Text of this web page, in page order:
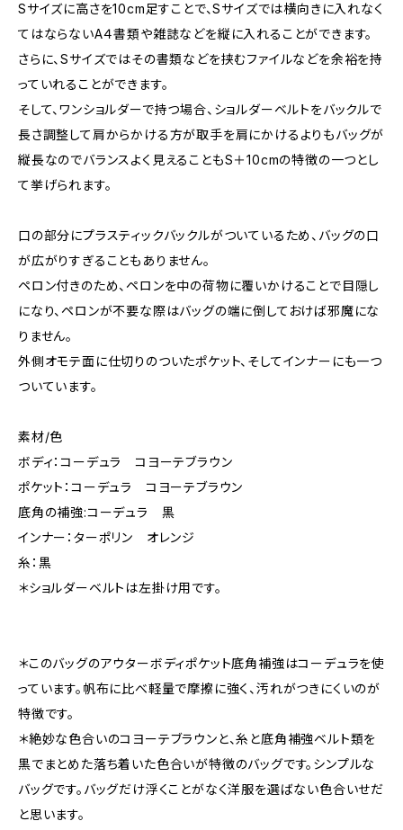
Sサイズに高さを10cm足すことで、Sサイズでは横向きに入れなく
てはならないA４書類や雑誌などを縦に入れることができます。
さらに、Sサイズではその書類などを挟むファイルなどを余裕を持
っていれることができます。
そして、ワンショルダーで持つ場合、ショルダーベルトをバックルで
長さ調整して肩からかける方が取手を肩にかけるよりもバッグが
縦長なのでバランスよく見えることもS＋10cmの特徴の一つとし
て挙げられます。
口の部分にプラスティックバックルがついているため、バッグの口
が広がりすぎることもありません。
ペロン付きのため、ペロンを中の荷物に覆いかけることで目隠し
になり、ペロンが不要な際はバッグの端に倒しておけば邪魔にな
りません。
外側オモテ面に仕切りのついたポケット、そしてインナーにも一つ
ついています。
素材/色
ボディ：コーデュラ コヨーテブラウン
ポケット：コーデュラ コヨーテブラウン
底角の補強:コーデュラ 黒
インナー：ターポリン オレンジ
糸：黒
＊ショルダーベルトは左掛け用です。
＊このバッグのアウターボディポケット底角補強はコーデュラを使
っています。帆布に比べ軽量で摩擦に強く、汚れがつきにくいのが
特徴です。
＊絶妙な色合いのコヨーテブラウンと、糸と底角補強ベルト類を
黒でまとめた落ち着いた色合いが特徴のバッグです。シンプルな
バッグです。バッグだけ浮くことがなく洋服を選ばない色合いせだ
と思います。